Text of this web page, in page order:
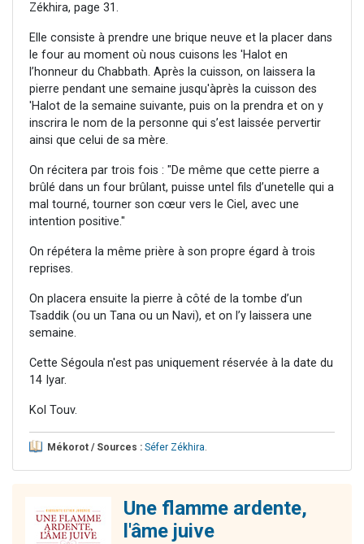
Zékhira, page 31.
Elle consiste à prendre une brique neuve et la placer dans
le four au moment où nous cuisons les 'Halot en
l’honneur du Chabbath. Après la cuisson, on laissera la
pierre pendant une semaine jusqu'àprès la cuisson des
'Halot de la semaine suivante, puis on la prendra et on y
inscrira le nom de la personne qui s’est laissée pervertir
ainsi que celui de sa mère.
On récitera par trois fois : "De même que cette pierre a
brûlé dans un four brûlant, puisse untel fils d’unetelle qui a
mal tourné, tourner son cœur vers le Ciel, avec une
intention positive."
On répétera la même prière à son propre égard à trois
reprises.
On placera ensuite la pierre à côté de la tombe d’un
Tsaddik (ou un Tana ou un Navi), et on l’y laissera une
semaine.
Cette Ségoula n'est pas uniquement réservée à la date du
14 Iyar.
Kol Touv.
Mékorot / Sources : Séfer Zékhira.
Une flamme ardente,
l'âme juive